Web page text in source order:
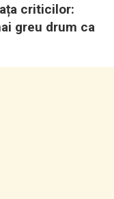
criticilor:
greu drum ca